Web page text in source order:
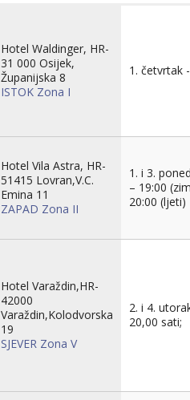
Hotel Waldinger, HR-
31 000 Osijek,
Županijska 8
ISTOK Zona I
1. četvrtak
Hotel Vila Astra, HR-
51415 Lovran,V.C.
Emina 11
ZAPAD Zona II
1. i 3.
– 19:00
20:00 (ljeti)
Hotel Varaždin,HR-
42000
Varaždin,Kolodvorska
19
SJEVER Zona V
2. i 4.
20,00 sati;